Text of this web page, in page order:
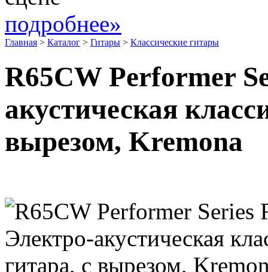
подробнее»
Главная > Каталог > Гитары > Классические гитары
R65CW Performer
акустическая
вырезом, Kremona